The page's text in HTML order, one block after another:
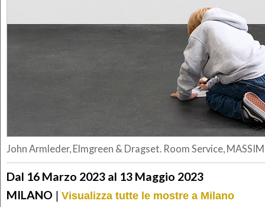
John Armleder, Elmgreen & Dragset. Room Service,
Dal 16 Marzo 2023 al 13 Maggio 2023
MILANO | Visualizza tutte le mostre a Milano